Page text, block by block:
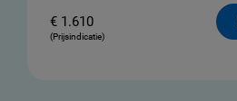
€ 1.610
(Prijsindicatie)